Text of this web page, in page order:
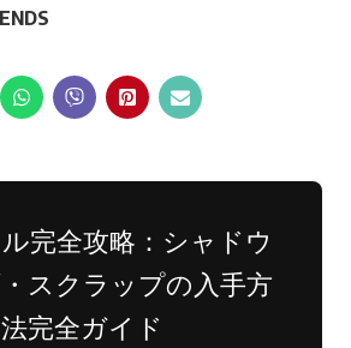
完全攻略：シャドウ
スクラップの入手方
法完全ガイド